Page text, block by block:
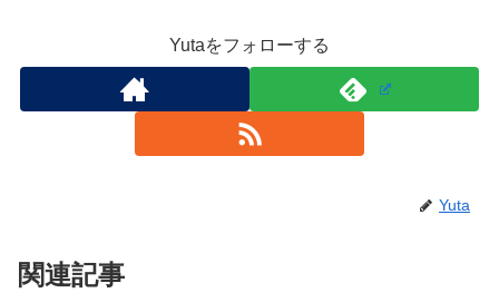
Yutaをフォローする
Yuta
関連記事